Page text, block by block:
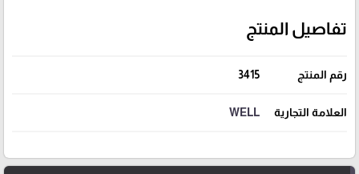
تفاصيل المنتج
رقم المنتج 3415
العلامة التجارية WELL